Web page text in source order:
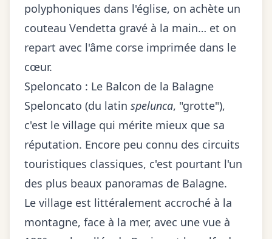
polyphoniques dans l'église, on achète un
couteau Vendetta gravé à la main… et on
repart avec l'âme corse imprimée dans le
cœur.
Speloncato : Le Balcon de la Balagne
Speloncato (du latin spelunca, "grotte"),
c'est le village qui mérite mieux que sa
réputation. Encore peu connu des circuits
touristiques classiques, c'est pourtant l'un
des plus beaux panoramas de Balagne.
Le village est littéralement accroché à la
montagne, face à la mer, avec une vue à